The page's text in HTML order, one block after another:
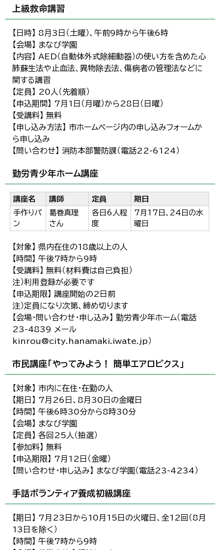
上級救命講習
【日時】 8月3日（土曜）、午前9時から午後6時
【会場】 まなび学園
【内容】 AED（自動体外式除細動器）の使い方を含めた心
肺蘇生法や止血法、異物除去法、傷病者の管理法などに
関する講習
【定員】 20人（先着順）
【申込期間】 7月1日（月曜）から28日（日曜）
【受講料】 無料
【申し込み方法】 市ホームページ内の申し込みフォームか
ら申し込み
【問い合わせ】 消防本部警防課（電話22-6124）
勤労青少年ホーム講座
講座名 講師 定員
期日
手作りパ
ン
葛巻真理
さん
各日6人程
度
7月17日、24日の水
曜日
【対象】 県内在住の18歳以上の人
【時間】 午後7時から9時
【受講料】 無料（材料費は自己負担）
注）利用登録が必要です
【申込期限】 講座開始の2日前
注）定員になり次第、締め切ります
【会場・問い合わせ・申し込み】 勤労青少年ホーム（電話
23-4839 メール
kinrou@city.hanamaki.iwate.jp）
市民講座「やってみよう！ 簡単エアロビクス」
【対象】 市内に在住・在勤の人
【期日】 7月26日、8月30日の金曜日
【時間】 午後6時30分から8時30分
【会場】 まなび学園
【定員】 各回25人（抽選）
【参加料】 無料
【申込期限】 7月12日（金曜）
【問い合わせ・申し込み】 まなび学園（電話23-4234）
手話ボランティア養成初級講座
【期日】 7月23日から10月15日の火曜日、全12回（8月
13日を除く）
【時間】 午後7時から9時